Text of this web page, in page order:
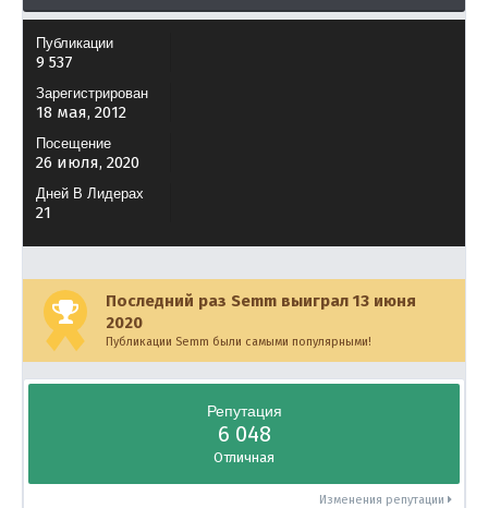
Публикации
9 537
Зарегистрирован
18 мая, 2012
Посещение
26 июля, 2020
Дней В Лидерах
21
Последний раз Semm выиграл 13 июня
2020
Публикации Semm были самыми популярными!
Репутация
6 048
Отличная
Изменения репутации